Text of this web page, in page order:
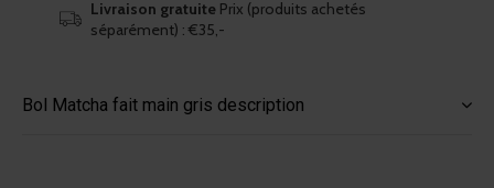
Livraison gratuitePrix (produits achetés
séparément) : €35,-
Bol Matcha fait main gris description